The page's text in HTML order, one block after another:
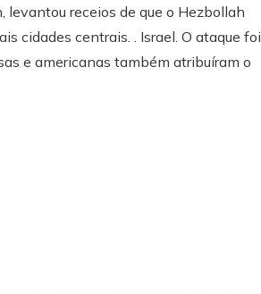
levantou receios de que o Hezbollah
cidades centrais. . Israel. O ataque foi
e americanas também atribuíram o